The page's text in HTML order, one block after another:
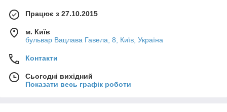
Працює з 27.10.2015
м. Київ
бульвар Вацлава Гавела, 8, Київ, Україна
Контакти
Сьогодні вихідний
Показати весь графік роботи